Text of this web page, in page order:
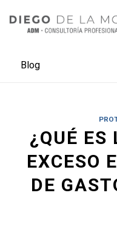
Blog
¿QUÉ ES
EXCESO
DE